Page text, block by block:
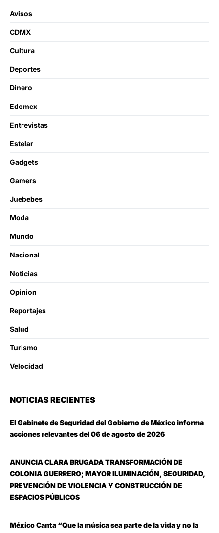
Avisos
CDMX
Cultura
Deportes
Dinero
Edomex
Entrevistas
Estelar
Gadgets
Gamers
Juebebes
Moda
Mundo
Nacional
Noticias
Opinion
Reportajes
Salud
Turismo
Velocidad
NOTICIAS RECIENTES
El Gabinete de Seguridad del Gobierno de México informa
acciones relevantes del 06 de agosto de 2026
ANUNCIA CLARA BRUGADA TRANSFORMACIÓN DE
COLONIA GUERRERO; MAYOR ILUMINACIÓN, SEGURIDAD,
PREVENCIÓN DE VIOLENCIA Y CONSTRUCCIÓN DE
ESPACIOS PÚBLICOS
México Canta “Que la música sea parte de la vida y no la